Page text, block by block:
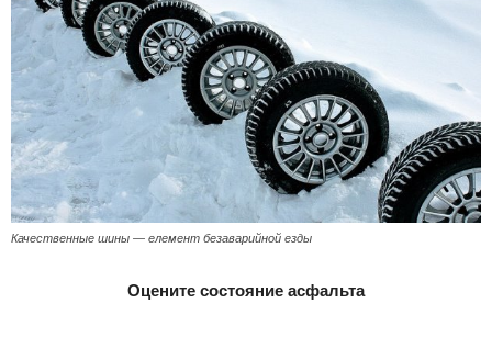
Качественные шины — елемент безаварийной езды
Оцените состояние асфальта